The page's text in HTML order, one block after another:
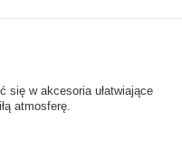
się w akcesoria ułatwiające
atmosferę.